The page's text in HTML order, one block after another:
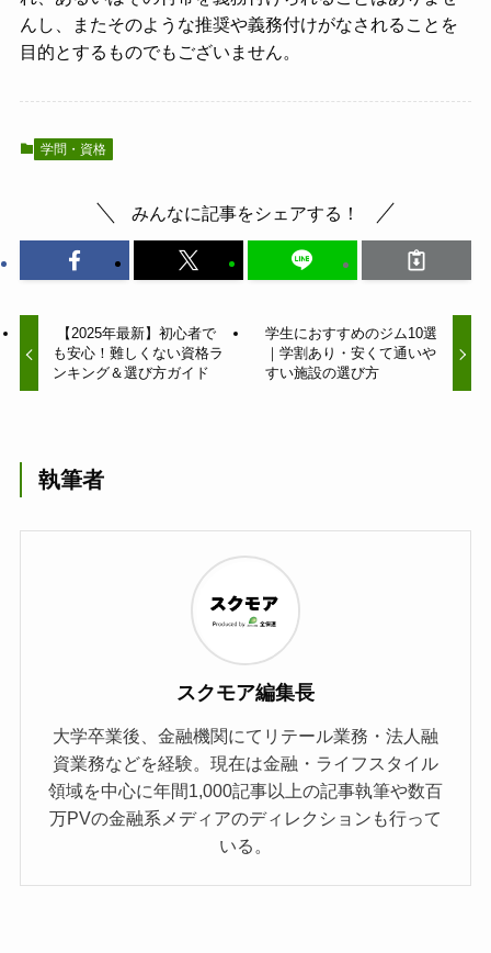
んし、またそのような推奨や義務付けがなされることを
目的とするものでもございません。
学問・資格
みんなに記事をシェアする！
【2025年最新】初心者で
も安心！難しくない資格ラ
ンキング＆選び方ガイド
学生におすすめのジム10選
｜学割あり・安くて通いや
すい施設の選び方
執筆者
スクモア編集長
大学卒業後、金融機関にてリテール業務・法人融
資業務などを経験。現在は金融・ライフスタイル
領域を中心に年間1,000記事以上の記事執筆や数百
万PVの金融系メディアのディレクションも行って
いる。